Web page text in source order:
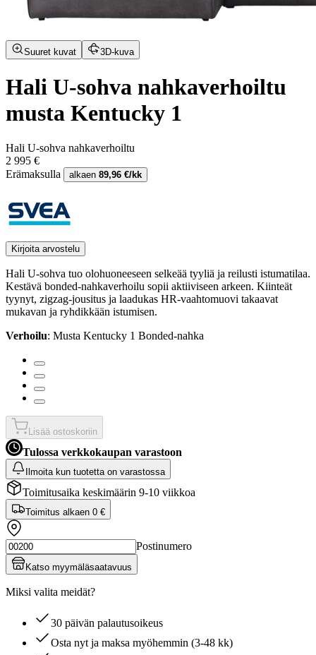
Suuret kuvat 3D-kuva
Hali U-sohva nahkaverhoiltu
musta Kentucky 1
Hali U-sohva nahkaverhoiltu
2 995 €
Erämaksulla
alkaen 89,96 €/kk
Kirjoita arvostelu
Hali U-sohva tuo olohuoneeseen selkeää tyyliä ja reilusti istumatilaa.
Kestävä bonded-nahkaverhoilu sopii aktiiviseen arkeen. Kiinteät
tyynyt, zigzag-jousitus ja laadukas HR-vaahtomuovi takaavat
mukavan ja ryhdikkään istumisen.
Verhoilu: Musta Kentucky 1 Bonded-nahka
Lisää ostoskoriin
Tulossa verkkokaupan varastoon
Ilmoita kun tuotetta on varastossa
Toimitusaika keskimäärin 9-10 viikkoa
Toimitus alkaen 0 €
Postinumero
Katso myymäläsaatavuus
Miksi valita meidät?
30 päivän palautusoikeus
Osta nyt ja maksa myöhemmin (3-48 kk)